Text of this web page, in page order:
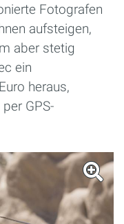
Fotografen
aufsteigen,
aber stetig
ein
heraus,
GPS-